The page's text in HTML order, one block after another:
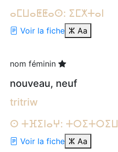
ⴰⵎⵡⴰⵟⵟⴰⵙ: ⵉⵎⵅⵜⴰⵏ
Voir la fiche ⵣ Aa
nom féminin
nouveau, neuf
tritriw
ⵙ ⵜⴼⵉⵏⴰⵖ: ⵜⵔⵉⵜⵔⵉⵡ
Voir la fiche ⵣ Aa